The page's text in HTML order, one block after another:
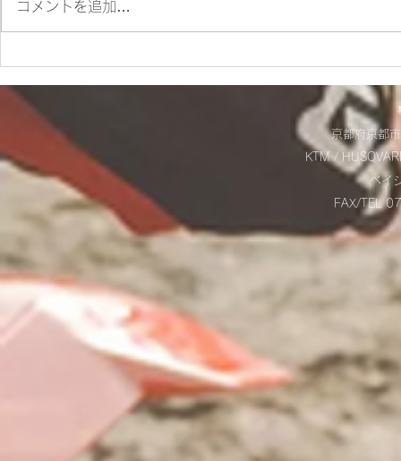
ES700ラリー仕様とES700の
違いをご紹介‼
＊明日から
＊
コメントを追加…
京都府京都
KTM /
ベイ
FAX/TEL